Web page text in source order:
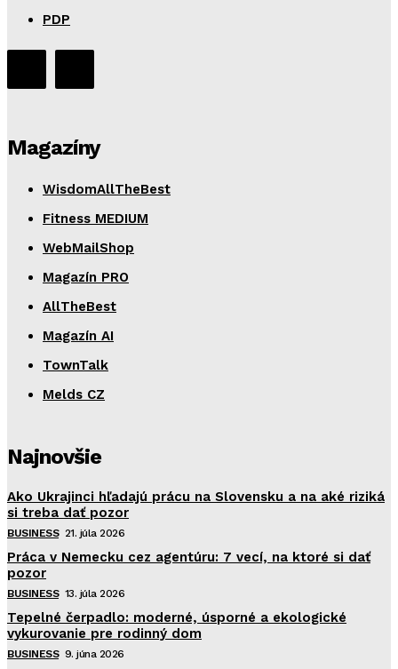
PDP
Magazíny
WisdomAllTheBest
Fitness MEDIUM
WebMailShop
Magazín PRO
AllTheBest
Magazín AI
TownTalk
Melds CZ
Najnovšie
Ako Ukrajinci hľadajú prácu na Slovensku a na aké riziká
si treba dať pozor
BUSINESS 21. júla 2026
Práca v Nemecku cez agentúru: 7 vecí, na ktoré si dať
pozor
BUSINESS 13. júla 2026
Tepelné čerpadlo: moderné, úsporné a ekologické
vykurovanie pre rodinný dom
BUSINESS 9. júna 2026